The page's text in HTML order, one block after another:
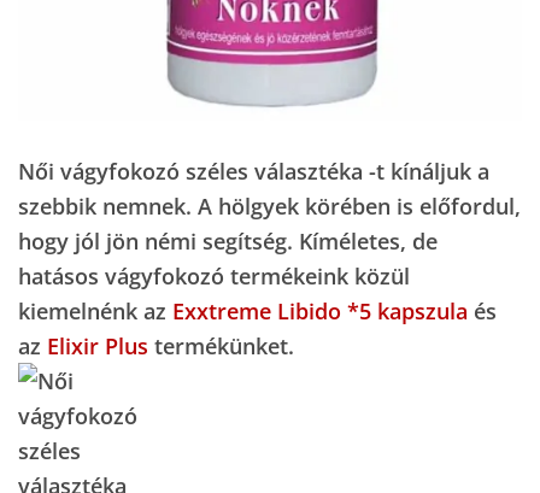
Női vágyfokozó széles választéka -t kínáljuk a
szebbik nemnek. A hölgyek körében is előfordul,
hogy jól jön némi segítség. Kíméletes, de
hatásos vágyfokozó termékeink közül
kiemelnénk az Exxtreme Libido *5 kapszula és
az Elixir Plus termékünket.